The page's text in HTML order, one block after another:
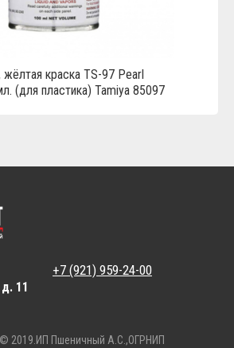
краска TS-97 Pearl
(для пластика) Tamiya 85097
11
+7 (921) 959-24-00
2019. ИП Пшеничный А.С.,ОГРНИП